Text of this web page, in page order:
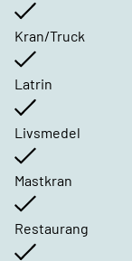
Kran/Truck
Latrin
Livsmedel
Mastkran
Restaurang